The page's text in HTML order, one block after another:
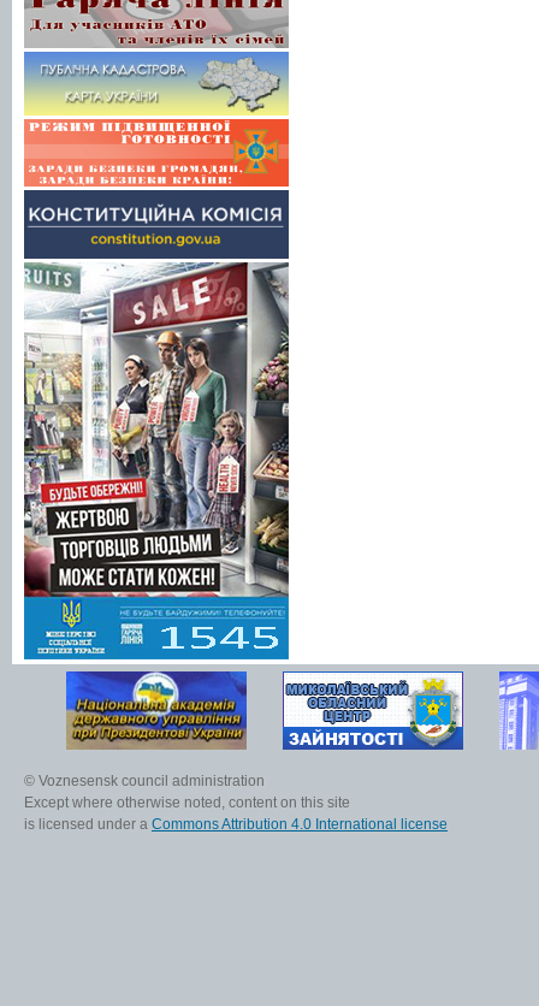
© Voznesensk council administration
Except where otherwise noted, content on this site
is licensed under a Commons Attribution 4.0 International license